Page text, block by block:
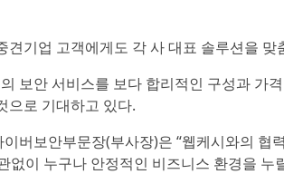
견기업 고객에게도 각 사 대표 솔루션을
보안 서비스를 보다 합리적인 구성과 가
으로 기대하고 있다.
버보안부문장(부사장)은 “웹케시와의
없이 누구나 안정적인 비즈니스 환경을